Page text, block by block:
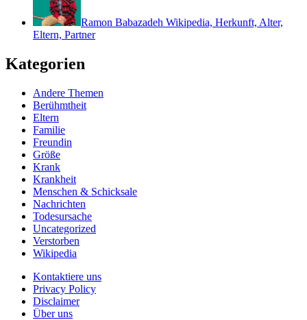
Ramon Babazadeh Wikipedia, Herkunft, Alter,
Eltern, Partner
Kategorien
Andere Themen
Berühmtheit
Eltern
Familie
Freundin
Größe
Krank
Krankheit
Menschen & Schicksale
Nachrichten
Todesursache
Uncategorized
Verstorben
Wikipedia
Kontaktiere uns
Privacy Policy
Disclaimer
Über uns